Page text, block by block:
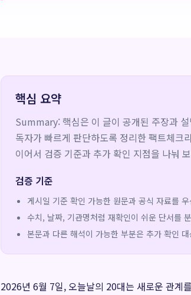
핵심 요약
Summary: 핵심은 이 글이 공개된 주장과
독자가 빠르게 판단하도록 정리한 팩트체크
이어서 검증 기준과 추가 확인 지점을 나눠
검증 기준
게시일 기준 확인 가능한 원문과 공식 자료를
수치, 날짜, 기관명처럼 재확인이 쉬운 단서를
본문과 다른 해석이 가능한 부분은 추가 확인
2026년 6월 7일, 오늘날의 20대는 새로운 관계